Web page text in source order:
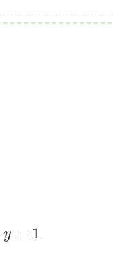
y = 1
1